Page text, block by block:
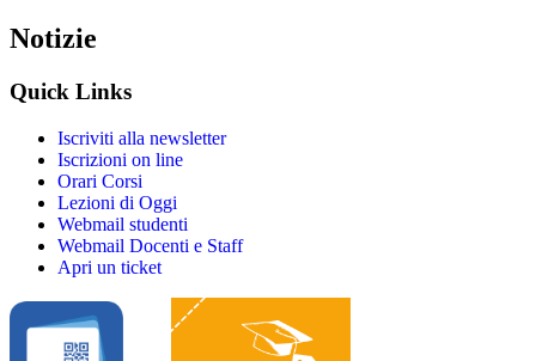
Notizie
Quick Links
Iscriviti alla newsletter
Iscrizioni on line
Orari Corsi
Lezioni di Oggi
Webmail studenti
Webmail Docenti e Staff
Apri un ticket